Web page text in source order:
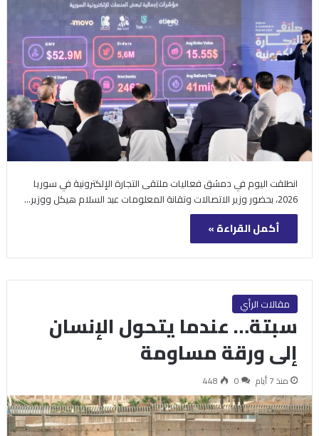
انطلقت اليوم في دمشق فعاليات ملتقى التجارة الإلكترونية في سوريا
2026، بحضور وزير الاتصالات وتقانة المعلومات عبد السلام هيكل ووزير…
أكمل القراءة »
مقالات الرأي
سبتة… عندما يتحول الإنسان
إلى ورقة مساومة
منذ 7 أيام 0
448